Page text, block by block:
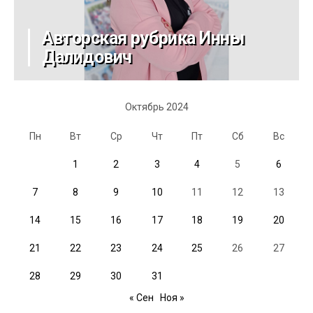
Авторская рубрика Инны
Далидович
Октябрь 2024
Пн Вт Ср Чт Пт Сб Вс
1 2 3 4 5 6
7 8 9 10 11 12 13
14 15 16 17 18 19 20
21 22 23 24 25 26 27
28 29 30
31
« Сен
Ноя »